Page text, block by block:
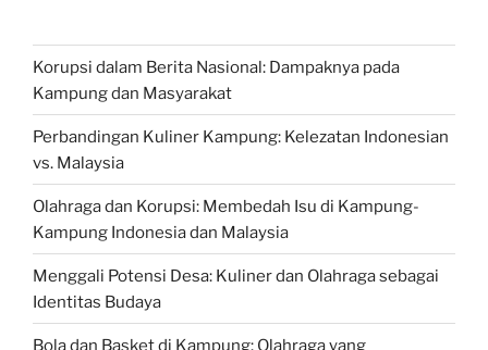
Korupsi dalam Berita Nasional: Dampaknya pada
Kampung dan Masyarakat
Perbandingan Kuliner Kampung: Kelezatan Indonesian
vs. Malaysia
Olahraga dan Korupsi: Membedah Isu di Kampung-
Kampung Indonesia dan Malaysia
Menggali Potensi Desa: Kuliner dan Olahraga sebagai
Identitas Budaya
Bola dan Basket di Kampung: Olahraga yang